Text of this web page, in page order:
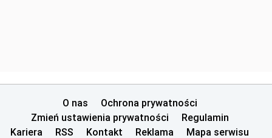
O nas
Ochrona prywatności
Zmień ustawienia prywatności
Regulamin
Kariera
RSS Kontakt Reklama Mapa serwisu